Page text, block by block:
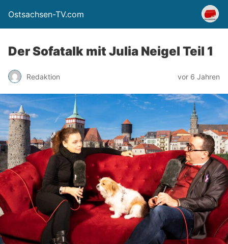
Ostsachsen-TV.com
Der Sofatalk mit Julia Neigel Teil 1
Redaktion vor 6 Jahren